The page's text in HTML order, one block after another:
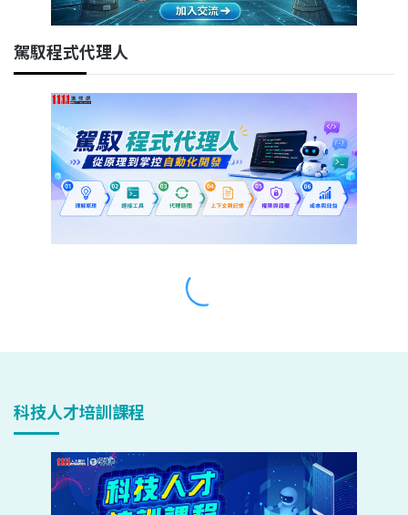
科技人才培訓課程